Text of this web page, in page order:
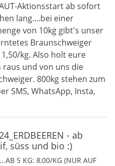
Aktionsstart ab sofort
lang....bei einer
von 10kg gibt's unser
Braunschweiger
kg. Also holt eure
und von uns die
800kg stehen zum
SMS, WhatsApp, Insta,
- ab
süss und bio :)
5 KG: 8,00/KG (NUR AUF